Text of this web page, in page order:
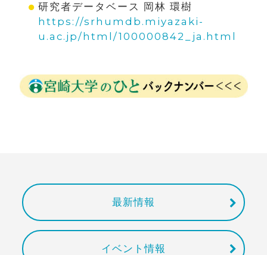
研究者データベース 岡林 環樹
https://srhumdb.miyazaki-
u.ac.jp/html/100000842_ja.html
最新情報
イベント情報